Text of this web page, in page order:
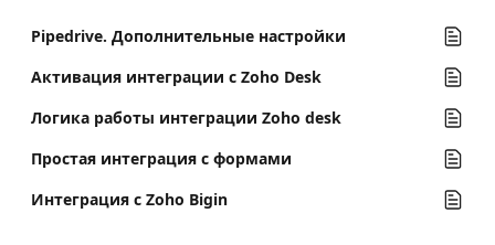
Pipedrive. Дополнительные настройки
Активация интеграции с Zoho Desk
Логика работы интеграции Zoho desk
Простая интеграция с формами
Интеграция с Zoho Bigin